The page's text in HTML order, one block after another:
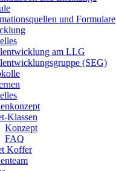
und Formulare
am LLG
(SEG)
Klassen
Konzept
FAQ
Koffer